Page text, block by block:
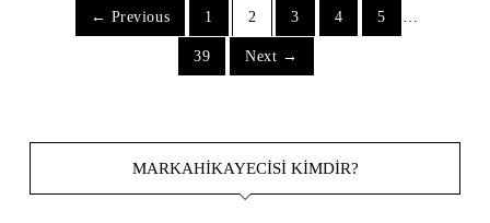
← Previous 1 2 3 4 5 …
39 Next →
MARKAHIKAYECISI KIMDIR?